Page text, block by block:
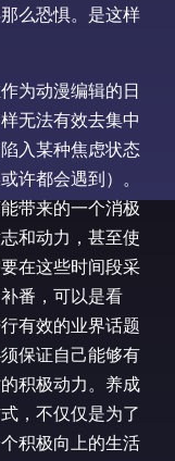
么恐惧。是这样
为动漫编辑的日
无法有效去集中
入某种焦虑状态
许都会遇到）。
带来的一个消极
和动力，甚至使
在这些时间段采
番，可以是看
有效的业界话题
保证自己能够有
积极动力。养成
，不仅仅是为了
积极向上的生活